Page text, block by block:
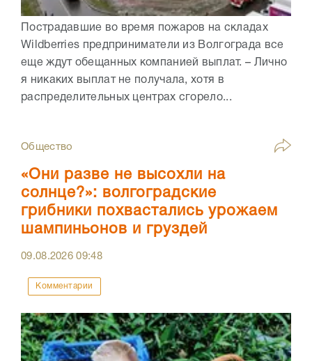
Пострадавшие во время пожаров на складах
Wildberries предприниматели из Волгограда все
еще ждут обещанных компанией выплат. – Лично
я никаких выплат не получала, хотя в
распределительных центрах сгорело...
Общество
«Они разве не высохли на
солнце?»: волгоградские
грибники похвастались урожаем
шампиньонов и груздей
09.08.202609:48
Комментарии